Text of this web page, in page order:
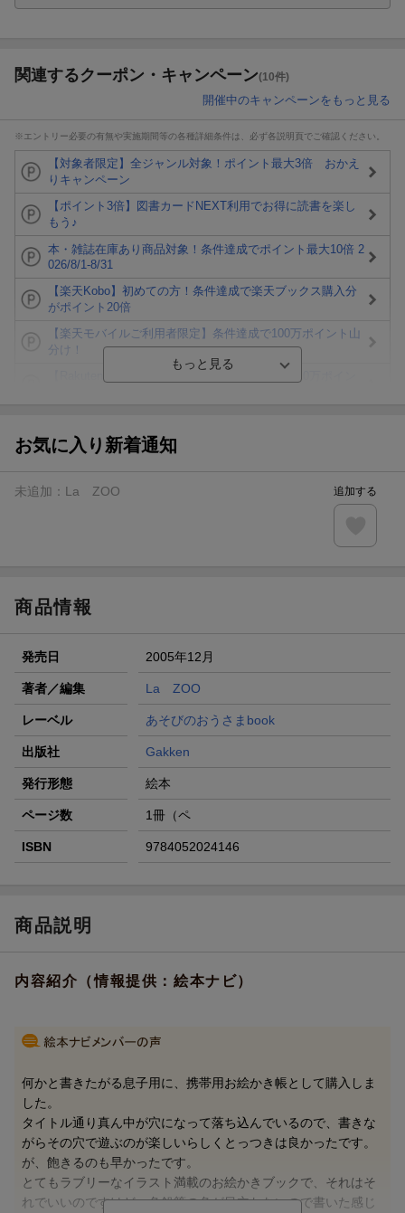
関連するクーポン・キャンペーン(10件)
開催中のキャンペーンをもっと見る
※エントリー必要の有無や実施期間等の各種詳細条件は、必ず各説明頁でご確認ください。
【対象者限定】全ジャンル対象！ポイント最大3倍 おかえ
りキャンペーン
【ポイント3倍】図書カードNEXT利用でお得に読書を楽し
もう♪
本・雑誌在庫あり商品対象！条件達成でポイント最大10倍 2
026/8/1-8/31
【楽天Kobo】初めての方！条件達成で楽天ブックス購入分
がポイント20倍
【楽天モバイルご利用者限定】条件達成で100万ポイント山
分け！
が当たる！
条件達成で楽天限定・宝塚歌劇 宙組貸切公演ペアチケット
エントリー＆条件達成で『鬼滅の刃』オリジナルきんちゃく
お気に入り新着通知
未追加： La ZOO 追加する
商品情報
発売日 2005年12月
著者／編集 La ZOO
レーベル あそびのおうさまbook
出版社 Gakken
発行形態 絵本
ページ数 1冊（ペ
ISBN 9784052024146
商品説明
内容紹介（情報提供：絵本ナビ）
何かと書きたがる息子用に、携帯用お絵かき帳として購入しま
した。
タイトル通り真ん中が穴になって落ち込んでいるので、書きな
がらその穴で遊ぶのが楽しいらしくとっつきは良かったです。
が、飽きるのも早かったです。
とてもラブリーなイラスト満載のお絵かきブックで、それはそ
れでいいのですけど、色鉛筆の色が目立たないので書いた感じ